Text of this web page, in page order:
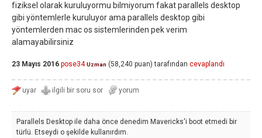
fiziksel olarak kuruluyormu bilmiyorum fakat parallels desktop
gibi yöntemlerle kuruluyor ama parallels desktop gibi
yöntemlerden mac os sistemlerinden pek verim
alamayabilirsiniz
23 Mayıs 2016 pose34 Uzman (58,240 puan) tarafından cevaplandı
Parallels Desktop ile daha önce denedim Mavericks'i boot etmedi bir
türlü. Etseydi o şekilde kullanırdım.